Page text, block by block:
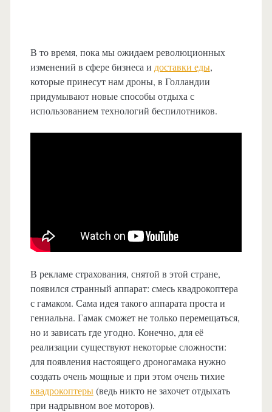
В то время, пока мы ожидаем революционных
изменений в сфере бизнеса и доставки еды,
которые принесут нам дроны, в Голландии
придумывают новые способы отдыха с
использованием технологий беспилотников.
В рекламе страхования, снятой в этой стране,
появился странный аппарат: смесь квадрокоптера
с гамаком. Сама идея такого аппарата проста и
гениальна. Гамак сможет не только перемещаться,
но и зависать где угодно. Конечно, для её
реализации существуют некоторые сложности:
для появления настоящего дроногамака нужно
создать очень мощные и при этом очень тихие
квадрокоптеры(ведь никто не захочет отдыхать
при надрывном вое моторов).